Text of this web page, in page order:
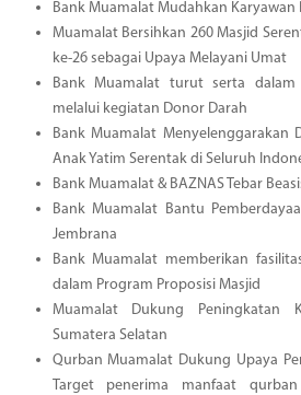
Bank Muamalat Mudahkan Karyawan
Muamalat Bersihkan 260 Masjid
ke-26 sebagai Upaya Melayani Umat
Bank Muamalat turut serta dalam
melalui kegiatan Donor Darah
Bank Muamalat Menyelenggarakan
Anak Yatim Serentak di Seluruh
Bank Muamalat & BAZNAS Tebar
Bank Muamalat Bantu
Jembrana
Bank Muamalat memberikan
dalam Program Proposisi Masjid
Muamalat Dukung Peningkatan
Sumatera Selatan
Qurban Muamalat Dukung Upaya
Target penerima manfaat